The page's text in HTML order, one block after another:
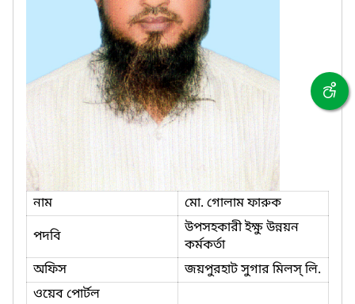
নাম
মো. গোলাম ফারুক
পদবি
উপসহকারী ইক্ষু উন্নয়ন
কর্মকর্তা
অফিস
জয়পুরহাট সুগার মিলস্ লি.
ওয়েব পোর্টল